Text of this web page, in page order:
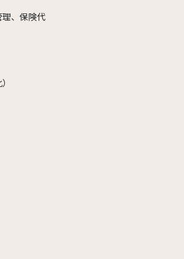
、保険代